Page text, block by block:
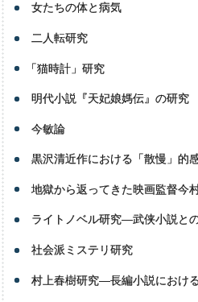
女たちの体と病気
二人転研究
「猫時計」研究
明代小説『天妃娘媽伝』の研究
今敏論
黒沢清近作における「散慢」的
地獄から返ってきた映画監督今
ライトノベル研究―武侠小説と
社会派ミステリ研究
村上春樹研究―長編小説におけ